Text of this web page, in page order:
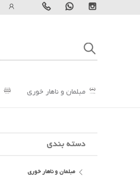
مبلمان و ناهار خوری
دسته بندی
مبلمان و ناهار خوری